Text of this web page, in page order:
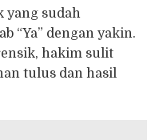
yang sudah
“Ya” dengan yakin.
hakim sulit
tulus dan hasil